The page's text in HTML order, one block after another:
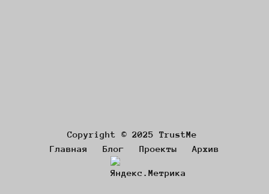
Copyright © 2025 TrustMe
Главная
Блог Проекты Архив